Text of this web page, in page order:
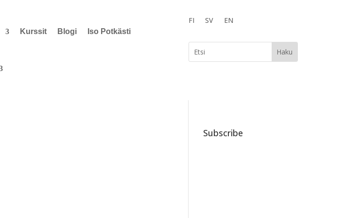
Kurssit Blogi Iso Potkästi
FI SV EN
Subscribe